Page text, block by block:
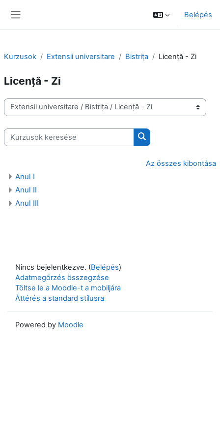
Belépés
Kurzusok Extensii universitare Bistrița Licență - Zi
Licență - Zi
Kurzuskategóriák
Kurzusok keresése
Kurzusok keresése
Az összes kibontása
Anul I
Anul II
Anul III
Nincs bejelentkezve. (Belépés)
Adatmegőrzés összegzése
Töltse le a Moodle-t a mobiljára
Áttérés a standard stílusra
Powered by Moodle